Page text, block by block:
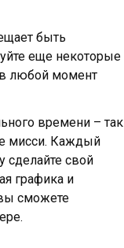
быть
еще некоторые
любой момент
времени – так
мисси. Каждый
сделайте свой
графика и
сможете